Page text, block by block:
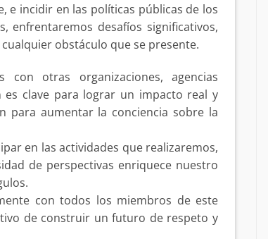
e incidir en las políticas públicas de los
enfrentaremos desafíos significativos,
obstáculo que se presente.
otras organizaciones, agencias
es clave para lograr un impacto real y
para aumentar la conciencia sobre la
en las actividades que realizaremos,
de perspectivas enriquece nuestro
con todos los miembros de este
de construir un futuro de respeto y